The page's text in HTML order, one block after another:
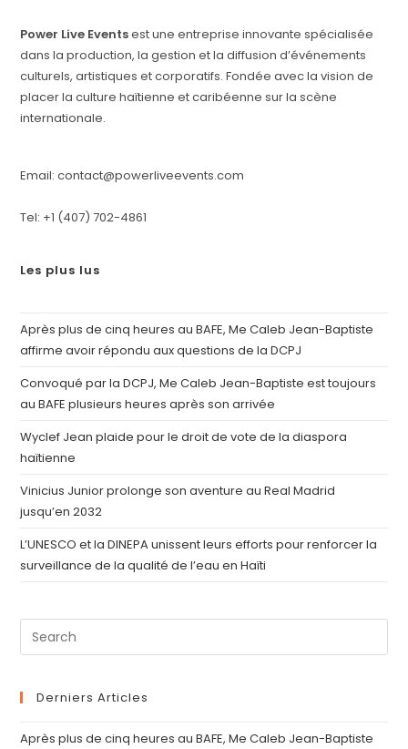
Power Live Eventsest une entreprise innovante spécialisée
dans la production, la gestion et la diffusion d’événements
culturels, artistiques et corporatifs. Fondée avec la vision de
placer la culture haïtienne et caribéenne sur la scène
internationale.
Email: contact@powerliveevents.com
Tel: +1 (407) 702-4861
Les plus lus
Après plus de cinq heures au BAFE, Me Caleb Jean-Baptiste
affirme avoir répondu aux questions de la DCPJ
Convoqué par la DCPJ, Me Caleb Jean-Baptiste est toujours
au BAFE plusieurs heures après son arrivée
Wyclef Jean plaide pour le droit de vote de la diaspora
haïtienne
Vinicius Junior prolonge son aventure au Real Madrid
jusqu’en 2032
L’UNESCO et la DINEPA unissent leurs efforts pour renforcer la
surveillance de la qualité de l’eau en Haïti
Derniers Articles
Après plus de cinq heures au BAFE, Me Caleb Jean-Baptiste